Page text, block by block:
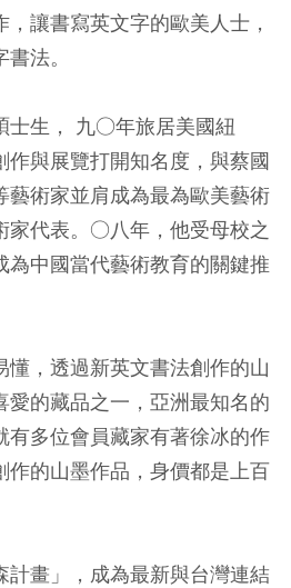
，讓書寫英文字的歐美人士，
法。
士生， 九○年旅居美國紐
作與展覽打開知名度，與蔡國
藝術家並肩成為最為歐美藝術
家代表。○八年，他受母校之
為中國當代藝術教育的關鍵推
懂，透過新英文書法創作的山
愛的藏品之一，亞洲最知名的
有多位會員藏家有著徐冰的作
作的山墨作品，身價都是上百
計畫」，成為最新與台灣連結